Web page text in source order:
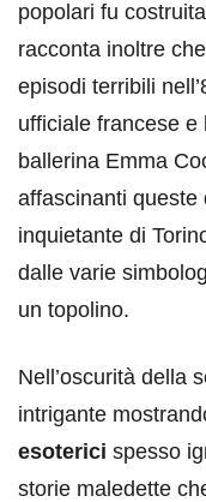
popolari fu
racconta inoltre
episodi terribili
ufficiale francese e
ballerina Emma
affascinanti queste
inquietante di
dalle varie
un topolino.
Nell’oscurità della
intrigante
esoterici spesso
storie maledette